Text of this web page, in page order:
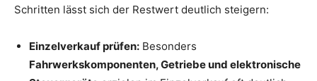
Schritten lässt sich der Restwert deutlich steigern:
Einzelverkauf prüfen: Besonders
Fahrwerkskomponenten, Getriebe und elektronische